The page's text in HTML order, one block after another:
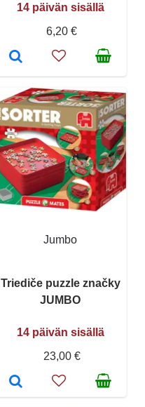
14 päivän sisällä
6,20 €
Jumbo
Triediče puzzle značky
JUMBO
14 päivän sisällä
23,00 €